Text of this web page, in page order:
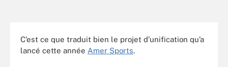
C’est ce que traduit bien le projet d’unification qu’a
lancé cette année Amer Sports.